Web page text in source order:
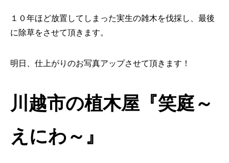
１０年ほど放置してしまった実生の雑木を伐採し、最後
に除草をさせて頂きます。
明日、仕上がりのお写真アップさせて頂きます！
川越市の植木屋『笑庭～
えにわ～』